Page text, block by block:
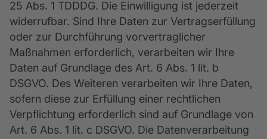
25 Abs. 1 TDDDG. Die Einwilligung ist jederzeit
widerrufbar. Sind Ihre Daten zur Vertragserfüllung
oder zur Durchführung vorvertraglicher
Maßnahmen erforderlich, verarbeiten wir Ihre
Daten auf Grundlage des Art. 6 Abs. 1 lit. b
DSGVO. Des Weiteren verarbeiten wir Ihre Daten,
sofern diese zur Erfüllung einer rechtlichen
Verpflichtung erforderlich sind auf Grundlage von
Art. 6 Abs. 1 lit. c DSGVO. Die Datenverarbeitung